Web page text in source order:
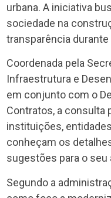
urbana. A iniciativa
sociedade na
transparência
Coordenada pela
Infraestrutura e
em conjunto com o
Contratos, a consulta
instituições,
conheçam os
sugestões para o
Segundo a